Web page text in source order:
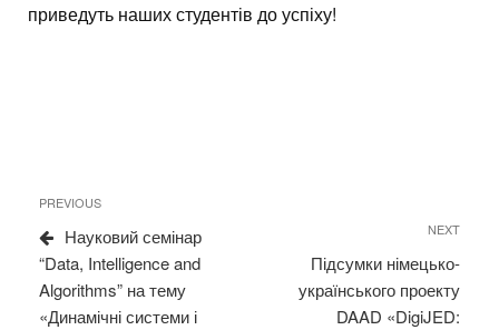
приведуть наших студентів до успіху!
Навігація
записів
Previous
Post
PREVIOUS
Науковий семінар
“Data, Intelligence and
Algorithms” на тему
«Динамічні системи і
Next
Post
NEXT
Підсумки німецько-
українського проекту
DAAD «DigiJED: